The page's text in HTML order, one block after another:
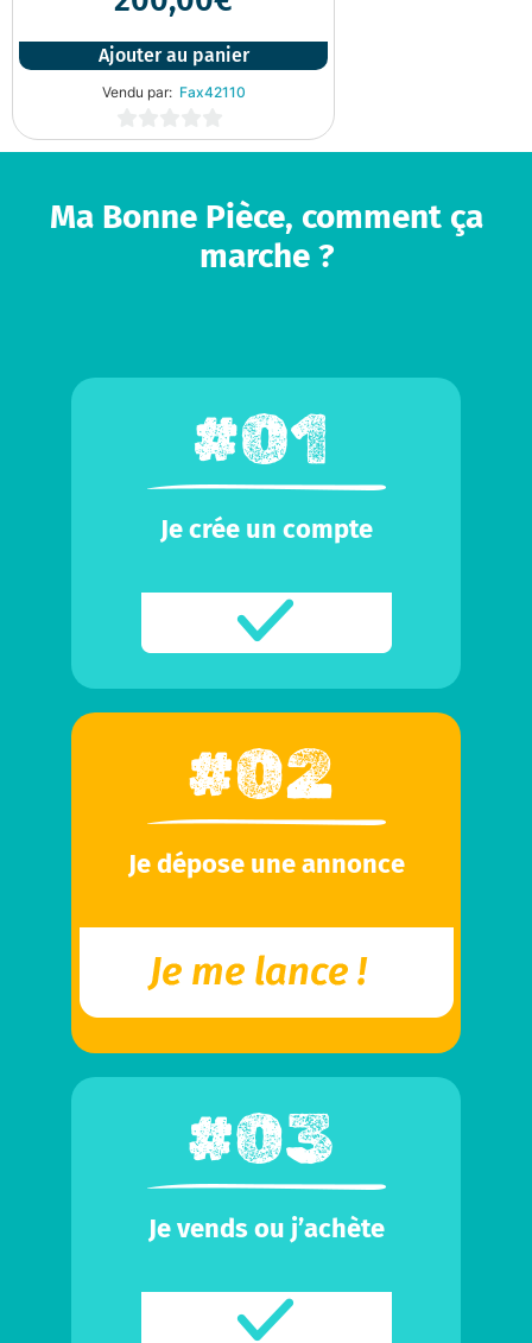
Ajouter au panier
Vendu par: Fax42110
0
5
Ma Bonne Pièce, comment ça
marche ?
Je crée un compte
Je dépose une annonce
Je vends ou j’achète